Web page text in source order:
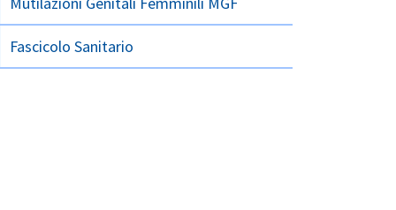
Fascicolo Sanitario